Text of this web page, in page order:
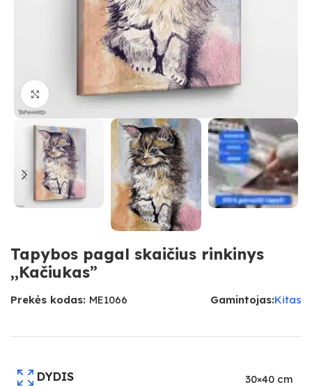
Paspauskite, kad priartinti
Tapybos pagal skaičius rinkinys
,,Kačiukas”
Prekės kodas: ME1066 Gamintojas:Kitas
DYDIS 30×40 cm